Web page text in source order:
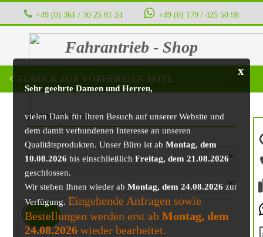
+49 (0) 361 / 30 25 81 24 ‭ ‭ ‭ ‭ +49 (0) 179 / 425 50 98
Fahrantrieb - Shop
x
Sehr geehrte Damen und Herren,
vielen Dank für Ihren Besuch auf unserer Website und
dem damit verbundenen Interesse an unseren
Qualitätsprodukten. Unser Büro ist abMontag, dem
10.08.2026 bis einschließlichFreitag, dem 21.08.2026
geschlossen.
Wir stehen Ihnen wieder abMontag, dem 24.08.2026 zur
Verfügung. Eingehende Anfragen sowie
Bestellungen werden erst abMontag, dem
24.08.2026 wieder bearbeitet.
ZURÜCK ZUR VORHERIGEN SEITE
BAUMASCHINE
ANGEBOT!